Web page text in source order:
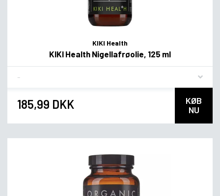
KIKI Health
KIKI Health Nigellafrøolie, 125 ml
185,99 DKK
KØB
NU